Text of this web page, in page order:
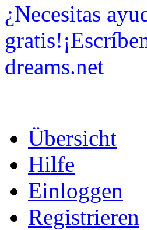
¿Necesitas
dreams.net
Übersicht
Hilfe
Einloggen
Registrieren